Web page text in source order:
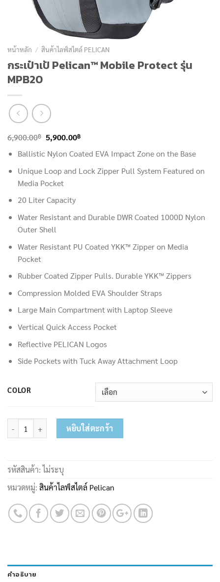
หน้าหลัก / สินค้าไลฟ์สไตล์ PELICAN
กระเป๋าเป้ Pelican™ Mobile Protect รุ่น
MPB20
6,900.00฿ Original
price
was:
6,900.00฿.
5,900.00฿Current
price
5,900.00฿.
Ballistic Nylon Coated EVA Impact Zone on the Base
Unique Loop and Lock Zipper Pull System Featured on
Media Pocket
20 Liter Capacity
Water Resistant and Durable DWR Coated 1000D Nylon
Outer Shell
Water Resistant PU Coated YKK™ Zipper on Media
Pocket
Rubber Coated Zipper Pulls. Durable YKK™ Zippers
Compression Molded EVA Shoulder Straps
Large Main Compartment with Laptop Sleeve
Vertical Quick Access Pocket
Reflective PELICAN Logos
Side Pockets with Tuck Away Attachment Loop
COLOR
จำนวน กระเป๋าเป้ Pelican™ Mobile Protect รุ่น MPB20 ชิ้น
หยิบใส่ตะกร้า
รหัสสินค้า:ไม่ระบุ
หมวดหมู่: สินค้าไลฟ์สไตล์ Pelican
คำอธิบาย